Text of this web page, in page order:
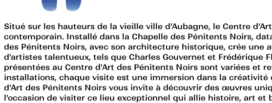
Situé sur les hauteurs de la vieille ville d'Aubagne, le Centre
contemporain. Installé dans la Chapelle des Pénitents Noirs,
des Pénitents Noirs, avec son architecture historique, crée
d'artistes talentueux, tels que Charles Gouvernet et Frédérique
présentées au Centre d'Art des Pénitents Noirs sont variées et
installations, chaque visite est une immersion dans la
d'Art des Pénitents Noirs vous invite à découvrir des œuvres
l'occasion de visiter ce lieu exceptionnel qui allie histoire, art et